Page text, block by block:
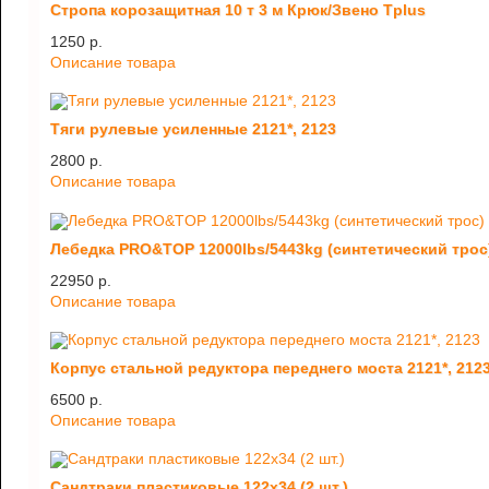
Стропа корозащитная 10 т 3 м Крюк/Звено Tplus
1250 p.
Описание товара
Тяги рулевые усиленные 2121*, 2123
2800 p.
Описание товара
Лебедка PRO&TOP 12000lbs/5443kg (синтетический
22950 p.
Описание товара
Корпус стальной редуктора переднего моста 2121*,
6500 p.
Описание товара